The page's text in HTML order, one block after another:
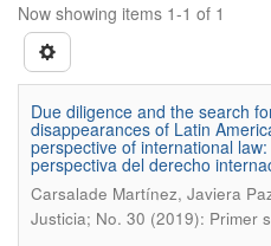
Now showing items 1-1 of 1
Due diligence and the search
disappearances of Latin
perspective of international
perspectiva del derecho
Carsalade Martínez, Javiera
Justicia; No. 30 (2019): Primer